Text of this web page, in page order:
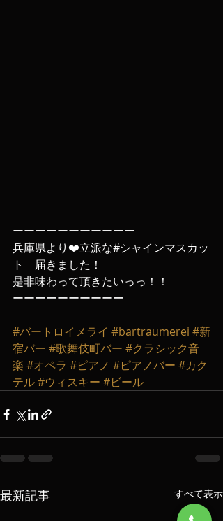
ーーーーーーーーーーー
兵庫県より❤️立派な#シャインマスカッ
ト　届きました！
是非味わって頂きたいっっ！！
ーーーーーーーーーー
#バートロイメライ #bartraumerei #新
宿バー #歌舞伎町バー #クラシック音
楽 #オペラ #ピアノ #ピアノバー #カク
テル#ウィスキー #ビール
最新記事 すべて表示